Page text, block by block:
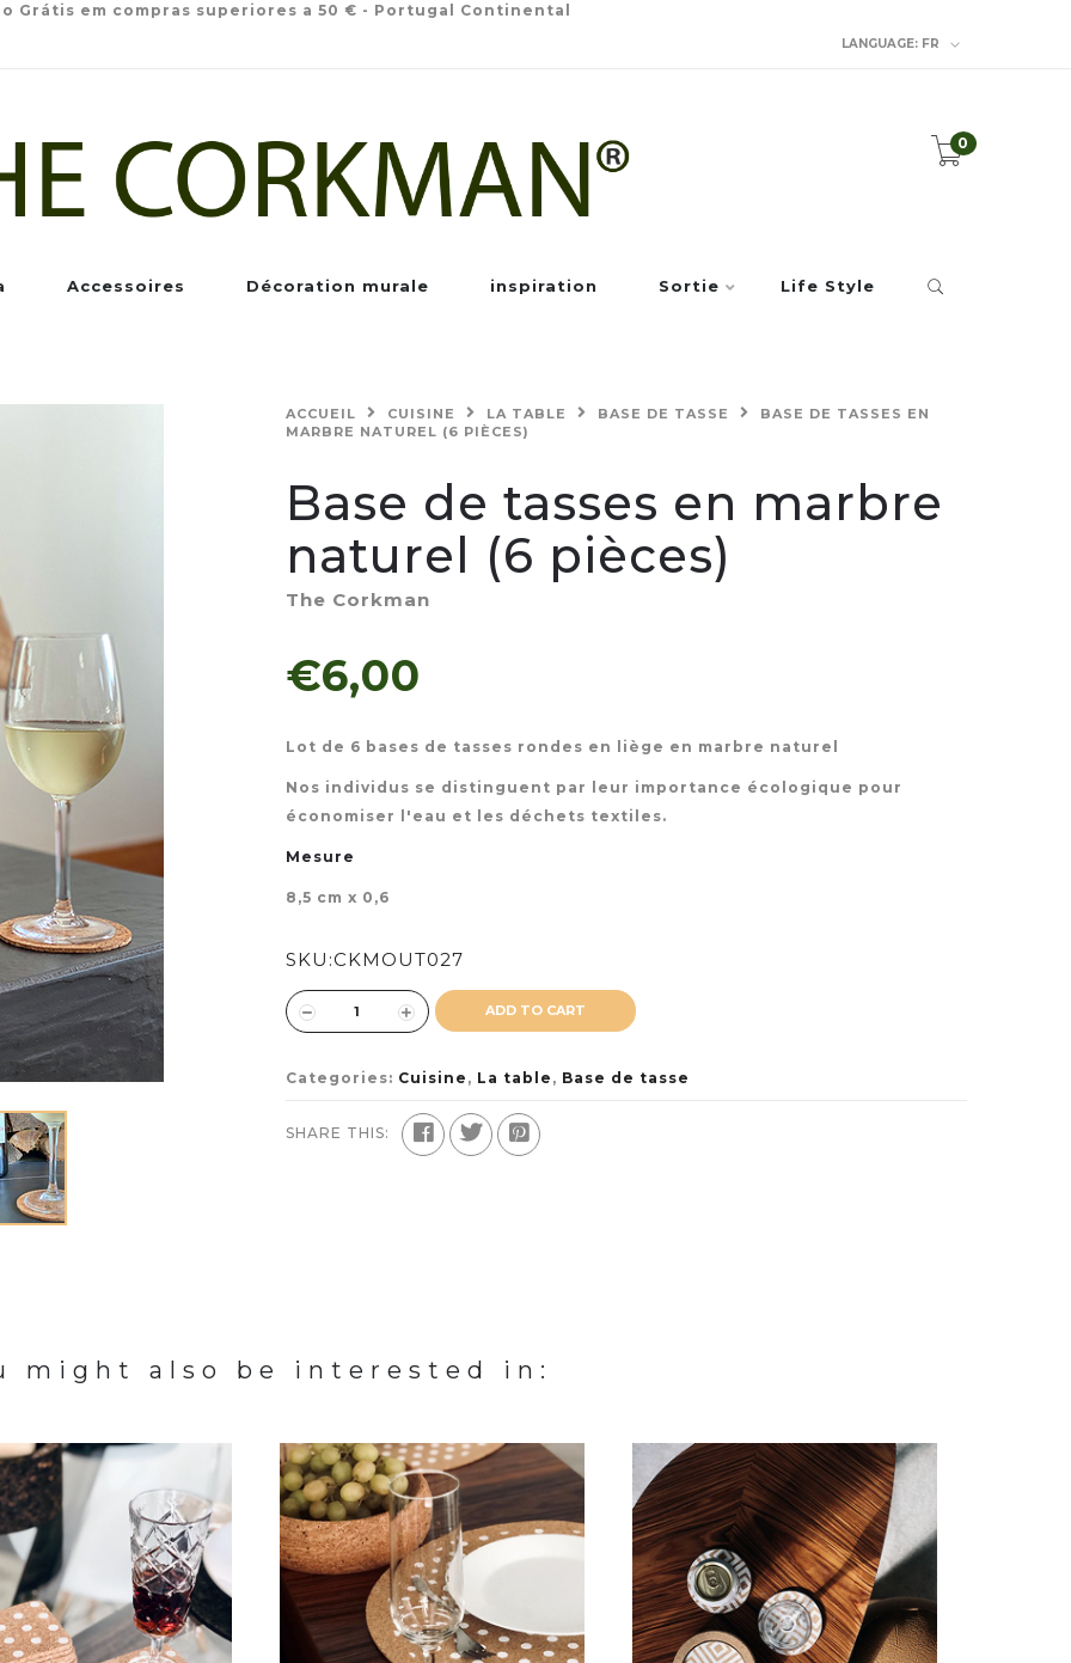
Grátis em compras superiores a 50 € - Portugal Continental
LANGUAGE: FR
0
Accessoires Décoration murale inspiration Sortie Life Style
ACCUEIL CUISINE LA TABLE BASE DE TASSE
BASE DE TASSES EN
MARBRE NATUREL (6 PIÈCES)
Base de tasses en marbre
naturel (6 pièces)
The Corkman
€6,00
Lot de 6 bases de tasses rondes en liège en marbre naturel
Nos individus se distinguent par leur importance écologique pour
économiser l'eau et les déchets textiles.
Mesure
8,5 cm x 0,6
SKU:CKMOUT027
ADD TO CART
Categories: Cuisine , La table , Base de tasse
SHARE THIS:
might also be interested in: